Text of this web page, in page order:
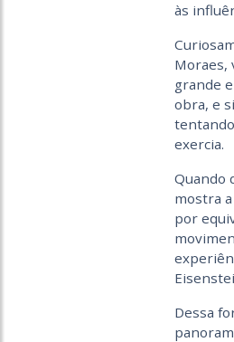
às
Moraes,
grande
obra, e
exercia.
Quando
mostra
por
Dessa